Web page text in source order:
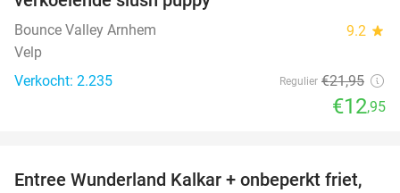
Bounce Valley Arnhem 9.2 star
Velp
Verkocht: 2.235
Regulier €21,95
€12,95
32%
Entree Wunderland Kalkar + onbeperkt friet,